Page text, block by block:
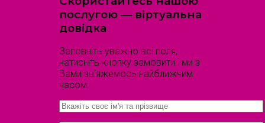
послугою — віртуальна
довідка
Заповніть уважно всі поля,
натисніть кнопку замовити і ми з
Вами зв'яжемось найближчим
часом.